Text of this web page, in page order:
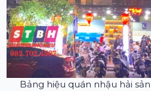
Bảng hiệu quán nhậu hải